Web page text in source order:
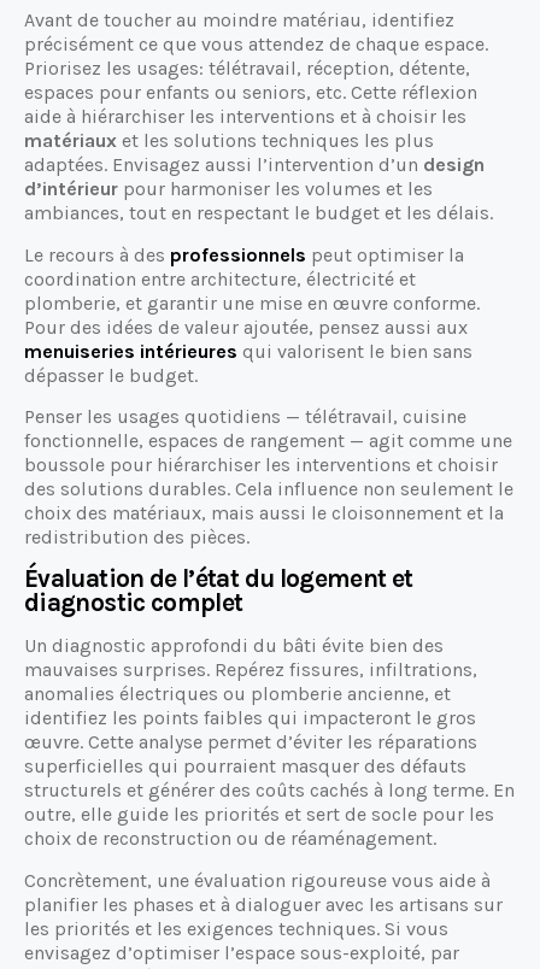
Avant de toucher au moindre matériau, identifiez
précisément ce que vous attendez de chaque espace.
Priorisez les usages: télétravail, réception, détente,
espaces pour enfants ou seniors, etc. Cette réflexion
aide à hiérarchiser les interventions et à choisir les
matériaux et les solutions techniques les plus
adaptées. Envisagez aussi l’intervention d’un design
d’intérieur pour harmoniser les volumes et les
ambiances, tout en respectant le budget et les délais.
Le recours à des professionnels peut optimiser la
coordination entre architecture, électricité et
plomberie, et garantir une mise en œuvre conforme.
Pour des idées de valeur ajoutée, pensez aussi aux
menuiseries intérieures qui valorisent le bien sans
dépasser le budget.
Penser les usages quotidiens — télétravail, cuisine
fonctionnelle, espaces de rangement — agit comme une
boussole pour hiérarchiser les interventions et choisir
des solutions durables. Cela influence non seulement le
choix des matériaux, mais aussi le cloisonnement et la
redistribution des pièces.
Évaluation de l’état du logement et
diagnostic complet
Un diagnostic approfondi du bâti évite bien des
mauvaises surprises. Repérez fissures, infiltrations,
anomalies électriques ou plomberie ancienne, et
identifiez les points faibles qui impacteront le gros
œuvre. Cette analyse permet d’éviter les réparations
superficielles qui pourraient masquer des défauts
structurels et générer des coûts cachés à long terme. En
outre, elle guide les priorités et sert de socle pour les
choix de reconstruction ou de réaménagement.
Concrètement, une évaluation rigoureuse vous aide à
planifier les phases et à dialoguer avec les artisans sur
les priorités et les exigences techniques. Si vous
envisagez d’optimiser l’espace sous-exploité, par